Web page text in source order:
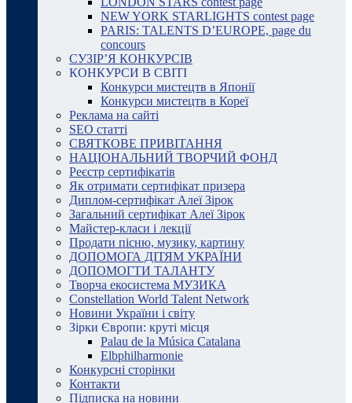
NEW YORK STARLIGHTS contest page
PARIS: TALENTS D’EUROPE, page du
concours
СУЗІР’Я КОНКУРСІВ
КОНКУРСИ В СВІТІ
Конкурси мистецтв в Японії
Конкурси мистецтв в Кореї
Реклама на сайті
SEO статті
СВЯТКОВЕ ПРИВІТАННЯ
НАЦІОНАЛЬНИЙ ТВОРЧИЙ ФОНД
Реєстр сертифікатів
Як отримати сертифікат призера
Диплом-сертифікат Алеї Зірок
Загальний сертифікат Алеї Зірок
Майстер-класи і лекції
Продати пісню, музику, картину
ДОПОМОГА ДІТЯМ УКРАЇНИ
ДОПОМОГТИ ТАЛАНТУ
Творча екосистема МУЗИКА
Constellation World Talent Network
Новини України і світу
Зірки Європи: круті місця
Palau de la Música Catalana
Elbphilharmonie
Конкурсні сторінки
Контакти
Підписка на новини